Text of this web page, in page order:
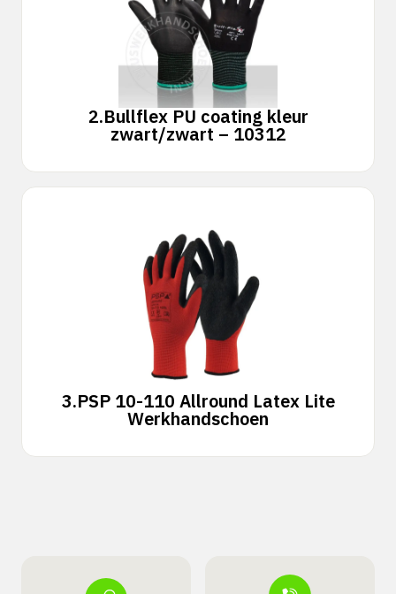
2.Bullflex PU coating kleur
zwart/zwart – 10312
3.PSP 10-110 Allround Latex Lite
Werkhandschoen